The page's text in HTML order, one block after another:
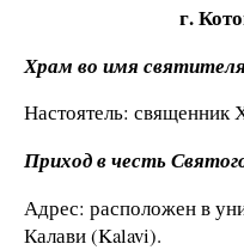
г.
Храм во имя
Настоятель: священник
Приход в честь
Адрес: расположен в
Калави (Kalavi).